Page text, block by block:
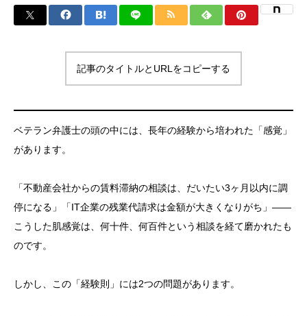
記事のタイトルとURLをコピーする
ベテラン弁護士の頭の中には、長年の経験から培われた「感覚」
があります。
「不動産会社からの賃料滞納の相談は、だいたい3ヶ月以内に調
停になる」「IT企業の残業代請求は金額が大きくなりがち」——
こうした肌感覚は、何十件、何百件という相談を経て磨かれたも
のです。
しかし、この「経験則」には2つの問題があります。